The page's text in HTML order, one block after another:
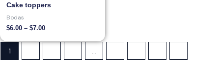
Cake toppers
Bodas
$6.00 – $7.00
1 …